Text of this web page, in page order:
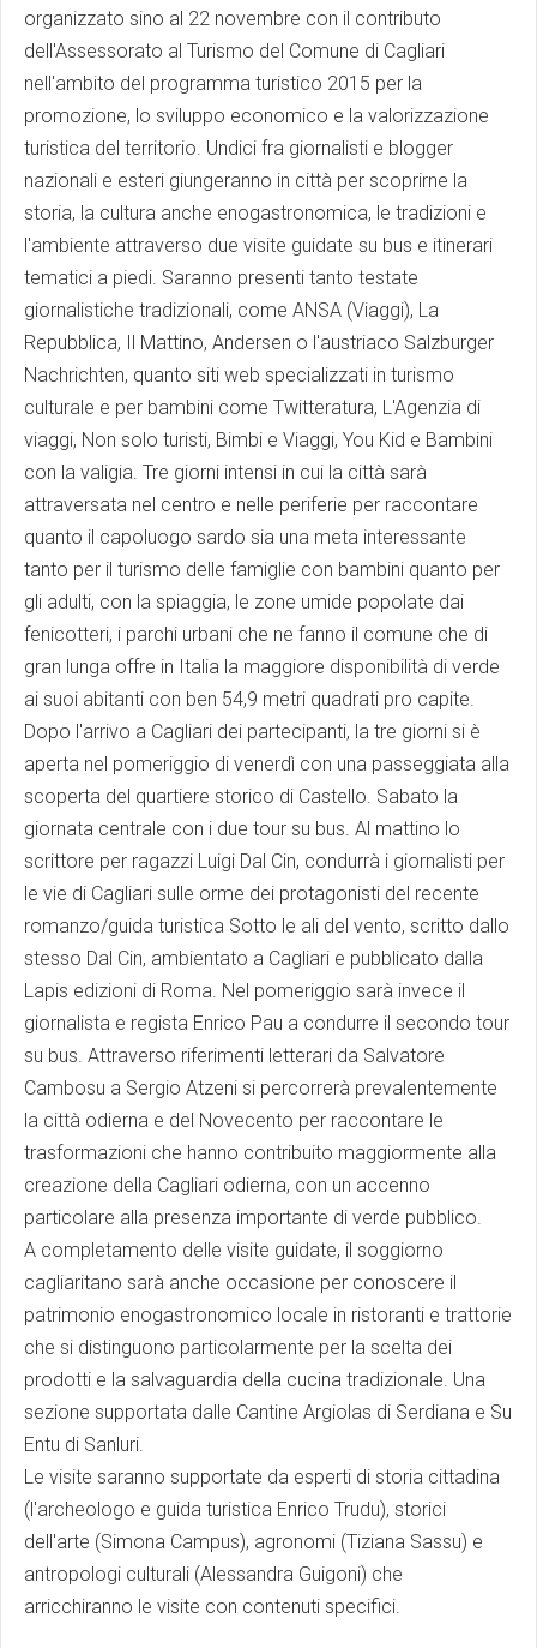
organizzato sino al 22 novembre con il contributo
dell'Assessorato al Turismo del Comune di Cagliari
nell'ambito del programma turistico 2015 per la
promozione, lo sviluppo economico e la valorizzazione
turistica del territorio. Undici fra giornalisti e blogger
nazionali e esteri giungeranno in città per scoprirne la
storia, la cultura anche enogastronomica, le tradizioni e
l'ambiente attraverso due visite guidate su bus e itinerari
tematici a piedi. Saranno presenti tanto testate
giornalistiche tradizionali, come ANSA (Viaggi), La
Repubblica, Il Mattino, Andersen o l'austriaco Salzburger
Nachrichten, quanto siti web specializzati in turismo
culturale e per bambini come Twitteratura, L'Agenzia di
viaggi, Non solo turisti, Bimbi e Viaggi, You Kid e Bambini
con la valigia. Tre giorni intensi in cui la città sarà
attraversata nel centro e nelle periferie per raccontare
quanto il capoluogo sardo sia una meta interessante
tanto per il turismo delle famiglie con bambini quanto per
gli adulti, con la spiaggia, le zone umide popolate dai
fenicotteri, i parchi urbani che ne fanno il comune che di
gran lunga offre in Italia la maggiore disponibilità di verde
ai suoi abitanti con ben 54,9 metri quadrati pro capite.
Dopo l'arrivo a Cagliari dei partecipanti, la tre giorni si è
aperta nel pomeriggio di venerdì con una passeggiata alla
scoperta del quartiere storico di Castello. Sabato la
giornata centrale con i due tour su bus. Al mattino lo
scrittore per ragazzi Luigi Dal Cin, condurrà i giornalisti per
le vie di Cagliari sulle orme dei protagonisti del recente
romanzo/guida turistica Sotto le ali del vento, scritto dallo
stesso Dal Cin, ambientato a Cagliari e pubblicato dalla
Lapis edizioni di Roma. Nel pomeriggio sarà invece il
giornalista e regista Enrico Pau a condurre il secondo tour
su bus. Attraverso riferimenti letterari da Salvatore
Cambosu a Sergio Atzeni si percorrerà prevalentemente
la città odierna e del Novecento per raccontare le
trasformazioni che hanno contribuito maggiormente alla
creazione della Cagliari odierna, con un accenno
particolare alla presenza importante di verde pubblico.
A completamento delle visite guidate, il soggiorno
cagliaritano sarà anche occasione per conoscere il
patrimonio enogastronomico locale in ristoranti e trattorie
che si distinguono particolarmente per la scelta dei
prodotti e la salvaguardia della cucina tradizionale. Una
sezione supportata dalle Cantine Argiolas di Serdiana e Su
Entu di Sanluri.
Le visite saranno supportate da esperti di storia cittadina
(l'archeologo e guida turistica Enrico Trudu), storici
dell'arte (Simona Campus), agronomi (Tiziana Sassu) e
antropologi culturali (Alessandra Guigoni) che
arricchiranno le visite con contenuti specifici.